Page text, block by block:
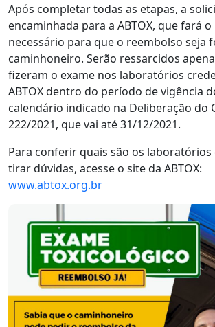
Após completar todas as etapas, a
encaminhada para a ABTOX, que fará
necessário para que o reembolso seja
caminhoneiro. Serão ressarcidos
fizeram o exame nos laboratórios
ABTOX dentro do período de vigência
calendário indicado na Deliberação do
222/2021, que vai até 31/12/2021.
Para conferir quais são os laboratórios
tirar dúvidas, acesse o site da ABTOX:
www.abtox.org.br